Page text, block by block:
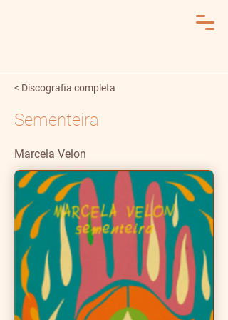
< Discografia completa
Sementeira
Marcela Velon